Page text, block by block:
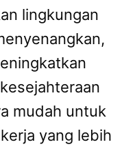
lingkungan
mudah untuk
yang lebih